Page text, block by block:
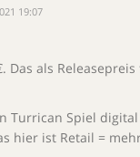
19:07
Das als
Turrican Spiel
hier ist Retail =